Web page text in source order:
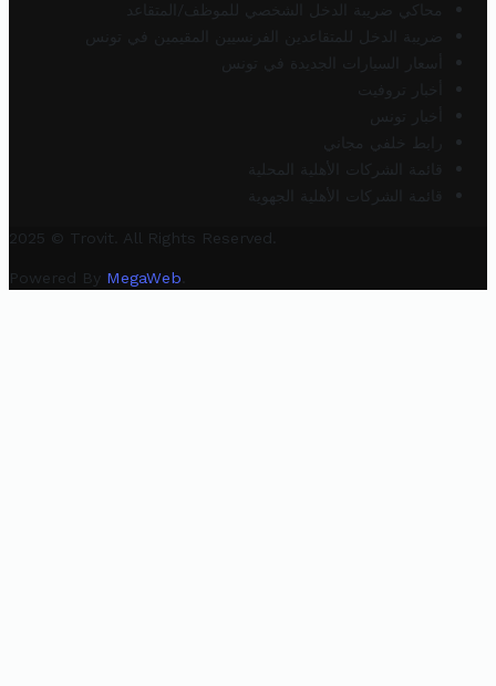
محاكي ضريبة الدخل الشخصي للموظف/المتقاعد
ضريبة الدخل للمتقاعدين الفرنسيين المقيمين في تونس
أسعار السيارات الجديدة في تونس
أخبار تروفيت
أخبار تونس
رابط خلفي مجاني
قائمة الشركات الأهلية المحلية
قائمة الشركات الأهلية الجهوية
2025 © Trovit. All Rights Reserved.
Powered By MegaWeb